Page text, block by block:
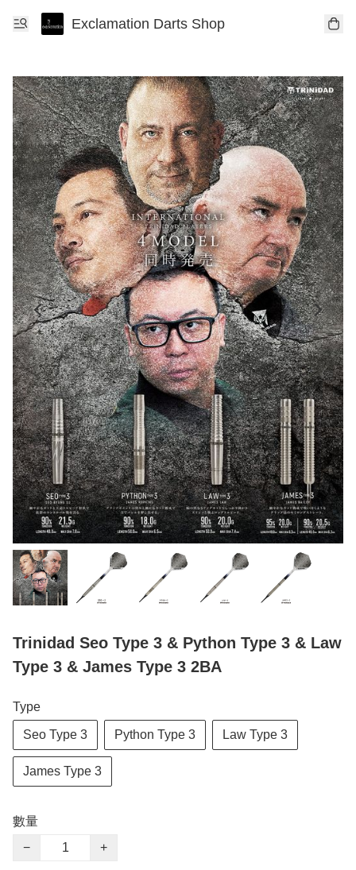
Exclamation Darts Shop
Trinidad Seo Type 3 & Python Type 3 & Law
Type 3 & James Type 3 2BA
Type
Seo Type 3 Python Type 3 Law Type 3
James Type 3
數量
−
+